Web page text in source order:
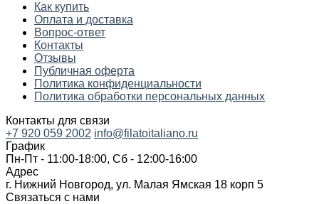
Как купить
Оплата и доставка
Вопрос-ответ
Контакты
Отзывы
Публичная оферта
Политика конфиденциальности
Политика обработки персональных данных
Контакты для связи
+7 920 059 2002 info@filatoitaliano.ru
График
Пн-Пт - 11:00-18:00, Сб - 12:00-16:00
Адрес
г. Нижний Новгород, ул. Малая Ямская 18 корп 5
Связаться с нами